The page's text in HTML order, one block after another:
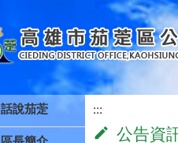
話說茄萣 :::
公告資